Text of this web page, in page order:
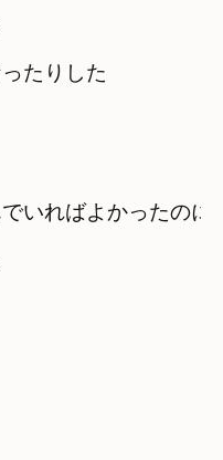
たりした
いればよかったのに